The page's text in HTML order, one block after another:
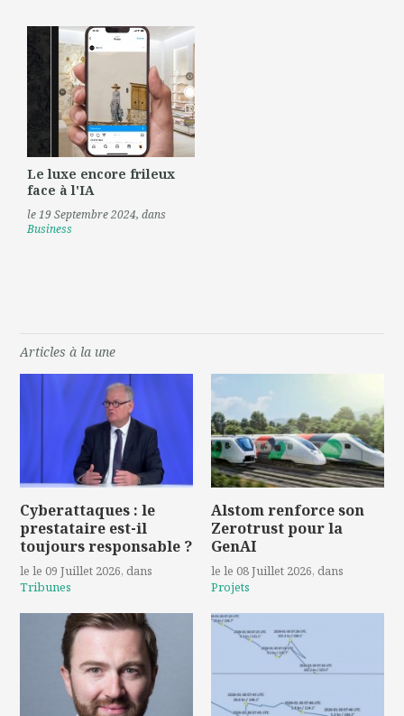
Le luxe encore frileux
face à l'IA
le 19 Septembre 2024, dans
Business
Articles à la une
Cyberattaques : le
prestataire est-il
toujours responsable ?
le le 09 Juillet 2026, dans
Tribunes
Alstom renforce son
Zerotrust pour la
GenAI
le le 08 Juillet 2026, dans
Projets